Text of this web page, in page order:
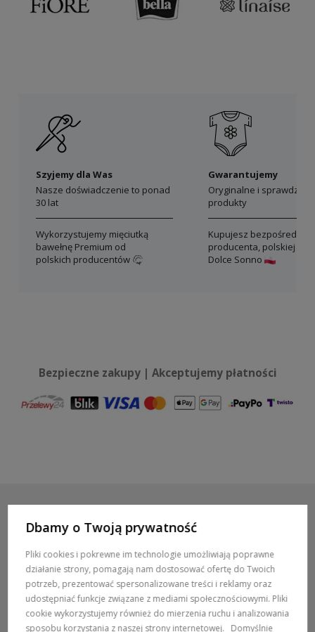
Szyjemy dla Was
Nasze doświadczenie to ponad
30 lat
Wykorzystujemy mięciutką
bawełnę Premium od
polskich producentów
Gwarantujemy
Oryginalne i sprawdzone
produkty
Kupujesz bezpośrednio
producenta, polskiej
Dolce Sonno
Bezpieczne zakupy | Akceptujemy płatności
MARKI
POPULARNE KATEGORIE
Dbamy o Twoją prywatność
Pliki cookies i pokrewne im technologie umożliwiają poprawne
działanie strony, pomagają nam dostosować ofertę do Twoich
potrzeb, prezentować spersonalizowane treści i reklamy oraz
udostępniać funkcje związane z mediami społecznościowymi. Pliki
cookie wykorzystujemy również do mierzenia ruchu i analizowania
sposobu korzystania z naszej strony internetowej. Domyślnie